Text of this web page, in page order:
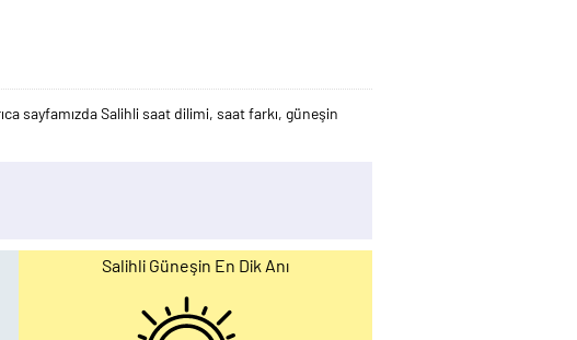
sayfamızda Salihli saat dilimi, saat farkı, güneşin
Salihli Güneşin En Dik Anı